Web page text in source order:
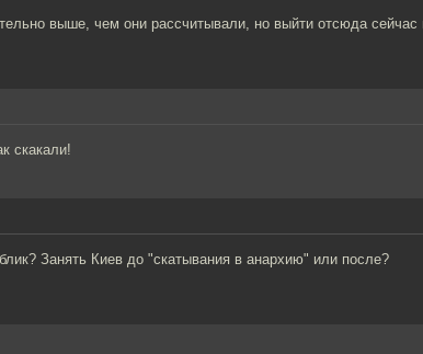
выше, чем они рассчитывали, но выйти отсюда сейчас
скакали!
Занять Киев до "скатывания в анархию" или после?